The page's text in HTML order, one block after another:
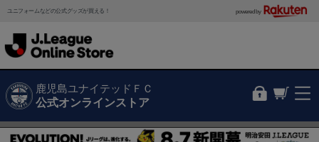
ユニフォームなどの公式グッズが買える！ powered by
鹿児島ユナイテッドＦＣ
公式オンラインストア